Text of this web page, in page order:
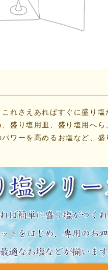
これさえあればすぐに盛り塩
盛り塩用皿、盛り塩用へら
ワーを高めるお塩など、盛